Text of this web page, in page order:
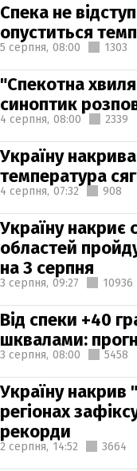
Спека не
опуститься
5 серпня, 08:00 1303
"Спекотна
синоптик
4 серпня, 08:00 2339
Україну
температура
4 серпня, 07:32 908
Україну накриє
областей
на 3 серпня
3 серпня, 09:27 10936
Від спеки +40
шквалами:
3 серпня, 08:00 5458
Україну накрив
регіонах
рекорди
2 серпня, 14:52 3664